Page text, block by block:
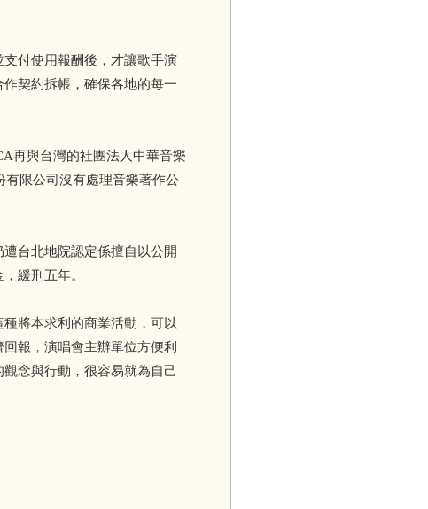
付使用報酬後，才讓歌手演
契約拆帳，確保各地的每一
再與台灣的社團法人中華音樂
限公司沒有處理音樂著作公
台北地院認定係擅自以公開
緩刑五年。
將本求利的商業活動，可以
報，演唱會主辦單位方便利
念與行動，很容易就為自己